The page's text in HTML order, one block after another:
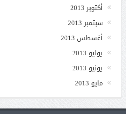
أكتوبر 2013
سبتمبر 2013
أغسطس 2013
يوليو 2013
يونيو 2013
مايو 2013